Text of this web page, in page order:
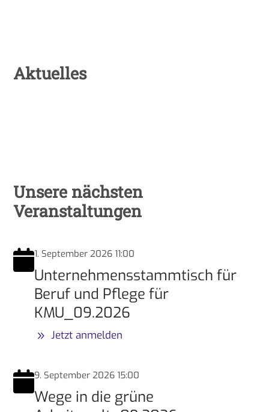
Aktuelles
Unsere nächsten
Veranstaltungen
1. September 2026 11:00
Unternehmensstammtisch für
Beruf und Pflege für
KMU_09.2026
Jetzt anmelden
9. September 2026 15:00
Wege in die grüne